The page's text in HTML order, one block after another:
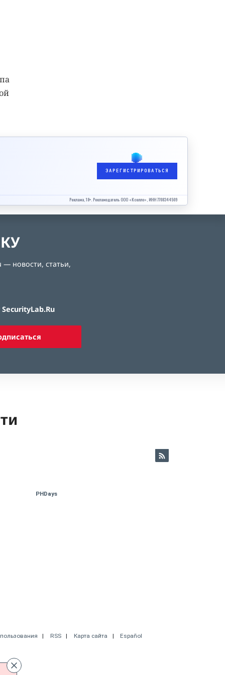
ЗАРЕГИСТРИРОВАТЬСЯ
Реклама, 18+. Рекламодатель ООО «Кселло», ИНН 7708344509
новости, статьи,
PHDays
RSS Карта сайта Español